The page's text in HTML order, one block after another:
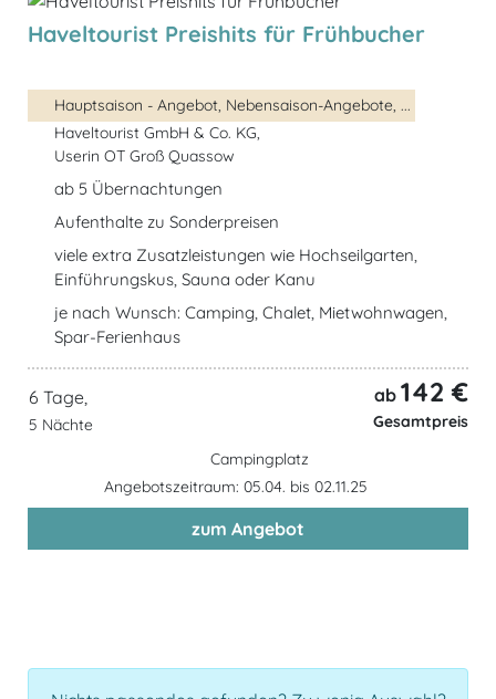
Haveltourist Preishits für Frühbucher
Hauptsaison - Angebot, Nebensaison-Angebote, ...
Haveltourist GmbH & Co. KG,
Userin OT Groß Quassow
ab 5 Übernachtungen
Aufenthalte zu Sonderpreisen
viele extra Zusatzleistungen wie Hochseilgarten,
Einführungskus, Sauna oder Kanu
je nach Wunsch: Camping, Chalet, Mietwohnwagen,
Spar-Ferienhaus
6 Tage,
5 Nächte
ab 142 €
Gesamtpreis
Campingplatz
Angebotszeitraum: 05.04. bis 02.11.25
zum Angebot